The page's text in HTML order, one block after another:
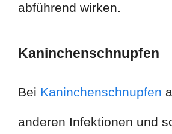
abführend wirken.
Kaninchenschnupfen
Bei Kaninchenschnupfen
anderen Infektionen und